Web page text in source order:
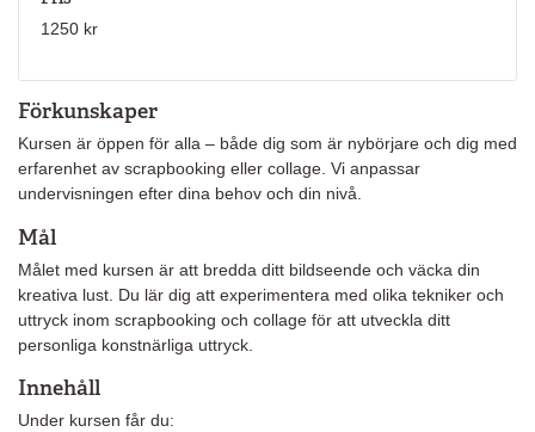
Förkunskaper
Kursen är öppen för alla – både dig som är nybörjare och dig med
erfarenhet av scrapbooking eller collage. Vi anpassar
undervisningen efter dina behov och din nivå.
Mål
Målet med kursen är att bredda ditt bildseende och väcka din
kreativa lust. Du lär dig att experimentera med olika tekniker och
uttryck inom scrapbooking och collage för att utveckla ditt
personliga konstnärliga uttryck.
Innehåll
Under kursen får du:
1250 kr